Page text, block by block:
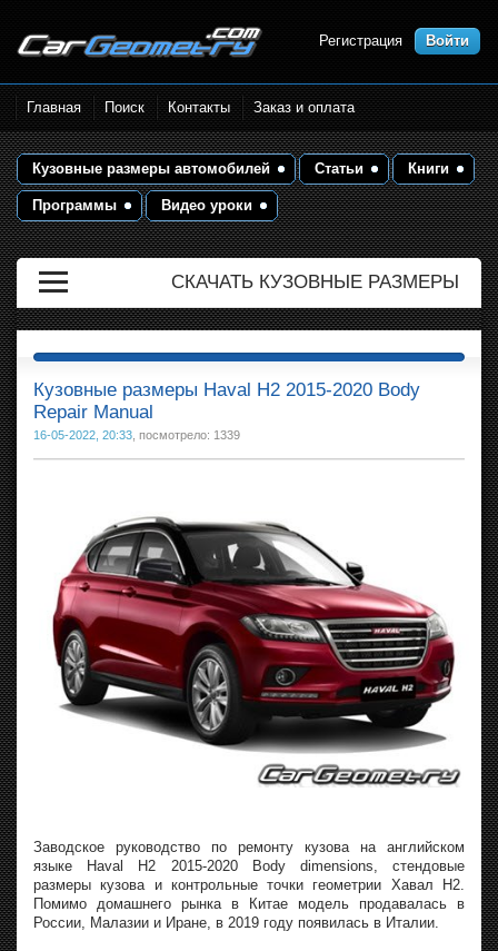
Размеры кузова автомобилей.
Контрольные точки и кузовные
размеры. Геометрия кузова
Регистрация Войти
Главная Поиск Контакты Заказ и оплата
Кузовные размеры автомобилей Статьи Книги
Программы Видео уроки
СКАЧАТЬ КУЗОВНЫЕ РАЗМЕРЫ
Кузовные размеры Haval H2 2015-2020 Body
Repair Manual
16-05-2022, 20:33 , посмотрело: 1339
Заводское руководство по ремонту кузова на английском
языке Haval H2 2015-2020 Body dimensions, стендовые
размеры кузова и контрольные точки геометрии Хавал H2.
Помимо домашнего рынка в Китае модель продавалась в
России, Малазии и Иране, в 2019 году появилась в Италии.